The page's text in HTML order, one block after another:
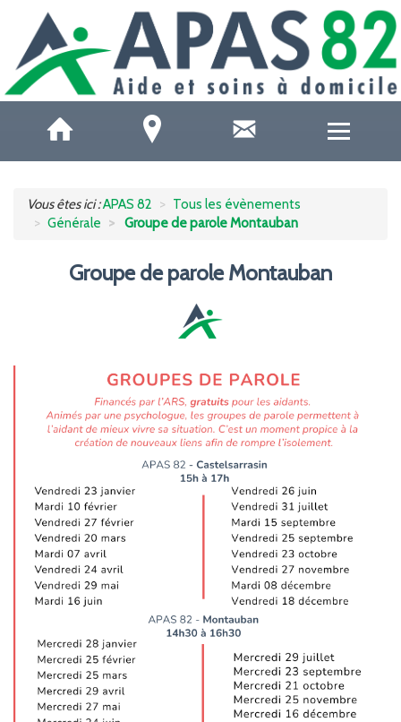
SOINS ET SANTÉ
AIDE À DOMICILE
AIDE AUX AIDANTS
FORMATION
ACTUALITÉS
RECRUTEMENT
Vous êtes ici :APAS 82
Tous les évènements
Générale
Groupe de parole Montauban
Groupe de parole Montauban